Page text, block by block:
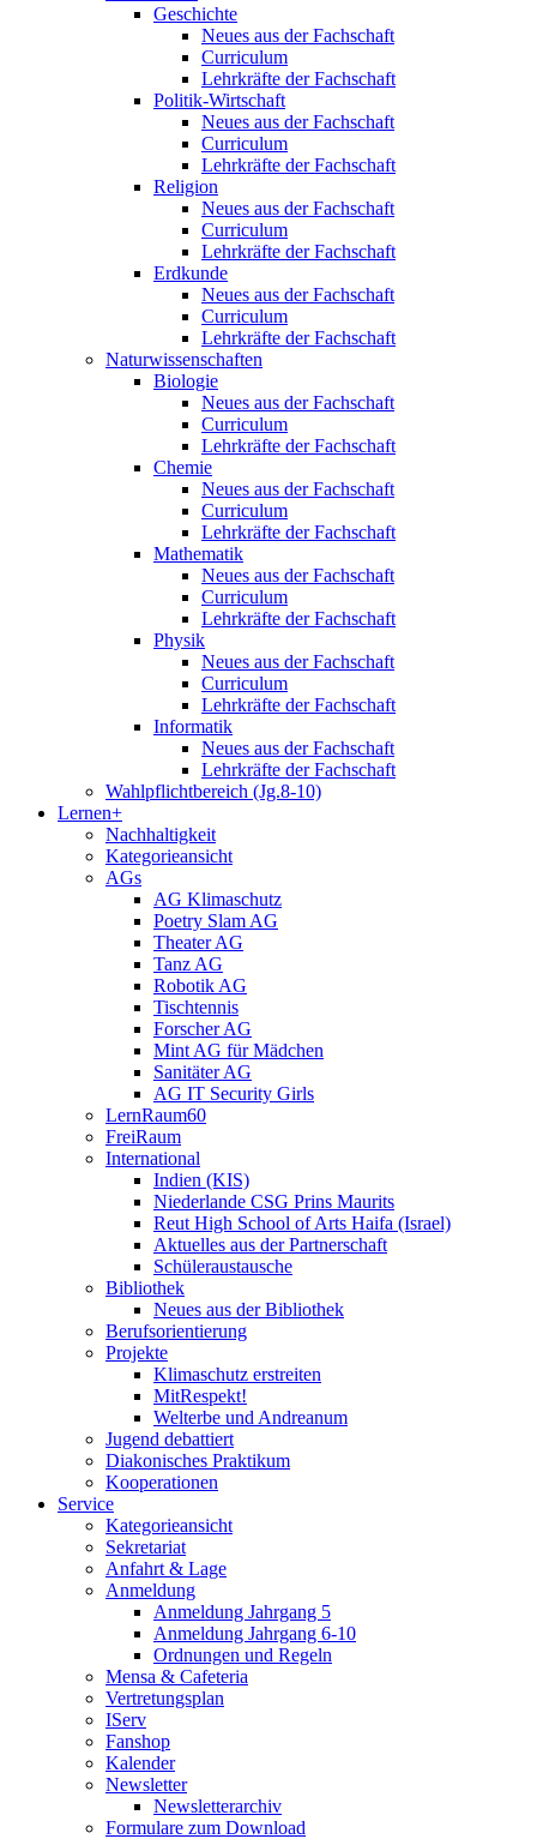
Geschichte
Neues aus der Fachschaft
Curriculum
Lehrkräfte der Fachschaft
Politik-Wirtschaft
Neues aus der Fachschaft
Curriculum
Lehrkräfte der Fachschaft
Religion
Neues aus der Fachschaft
Curriculum
Lehrkräfte der Fachschaft
Erdkunde
Neues aus der Fachschaft
Curriculum
Lehrkräfte der Fachschaft
Naturwissenschaften
Biologie
Neues aus der Fachschaft
Curriculum
Lehrkräfte der Fachschaft
Chemie
Neues aus der Fachschaft
Curriculum
Lehrkräfte der Fachschaft
Mathematik
Neues aus der Fachschaft
Curriculum
Lehrkräfte der Fachschaft
Physik
Neues aus der Fachschaft
Curriculum
Lehrkräfte der Fachschaft
Informatik
Neues aus der Fachschaft
Lehrkräfte der Fachschaft
Wahlpflichtbereich (Jg.8-10)
Lernen+
Nachhaltigkeit
Kategorieansicht
AGs
AG Klimaschutz
Poetry Slam AG
Theater AG
Tanz AG
Robotik AG
Tischtennis
Forscher AG
Mint AG für Mädchen
Sanitäter AG
AG IT Security Girls
LernRaum60
FreiRaum
International
Indien (KIS)
Niederlande CSG Prins Maurits
Reut High School of Arts Haifa (Israel)
Aktuelles aus der Partnerschaft
Schüleraustausche
Bibliothek
Neues aus der Bibliothek
Berufsorientierung
Projekte
Klimaschutz erstreiten
MitRespekt!
Welterbe und Andreanum
Jugend debattiert
Diakonisches Praktikum
Kooperationen
Service
Kategorieansicht
Sekretariat
Anfahrt & Lage
Anmeldung
Anmeldung Jahrgang 5
Anmeldung Jahrgang 6-10
Ordnungen und Regeln
Mensa & Cafeteria
Vertretungsplan
IServ
Fanshop
Kalender
Newsletter
Newsletterarchiv
Formulare zum Download